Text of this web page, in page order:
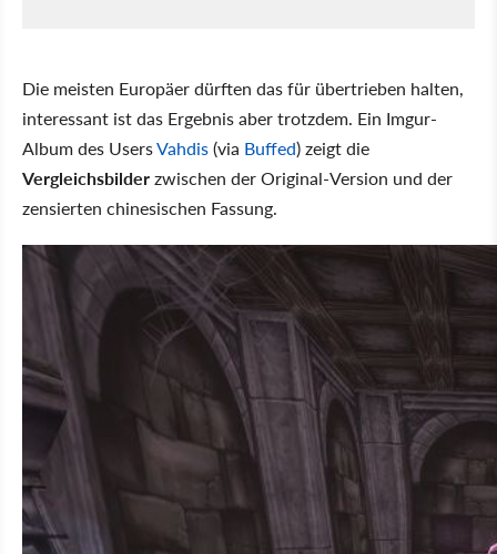
Die meisten Europäer dürften das für übertrieben halten,
interessant ist das Ergebnis aber trotzdem. Ein Imgur-
Album des UsersVahdis(via Buffed) zeigt die
Vergleichsbilderzwischen der Original-Version und der
zensierten chinesischen Fassung.